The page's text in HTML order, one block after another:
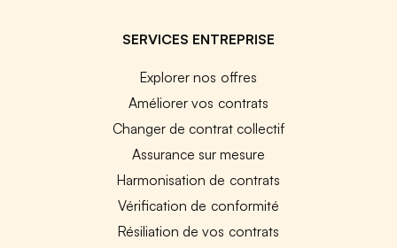
SERVICES ENTREPRISE
Explorer nos offres
Améliorer vos contrats
Changer de contrat collectif
Assurance sur mesure
Harmonisation de contrats
Vérification de conformité
Résiliation de vos contrats